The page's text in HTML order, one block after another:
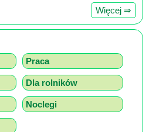
Więcej ⇒
Praca
Dla rolników
Noclegi